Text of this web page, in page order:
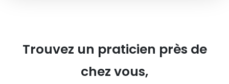
Trouvez un praticien près de
chez vous,